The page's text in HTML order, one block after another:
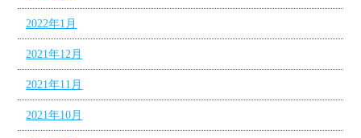
2022年1月
2021年12月
2021年11月
2021年10月